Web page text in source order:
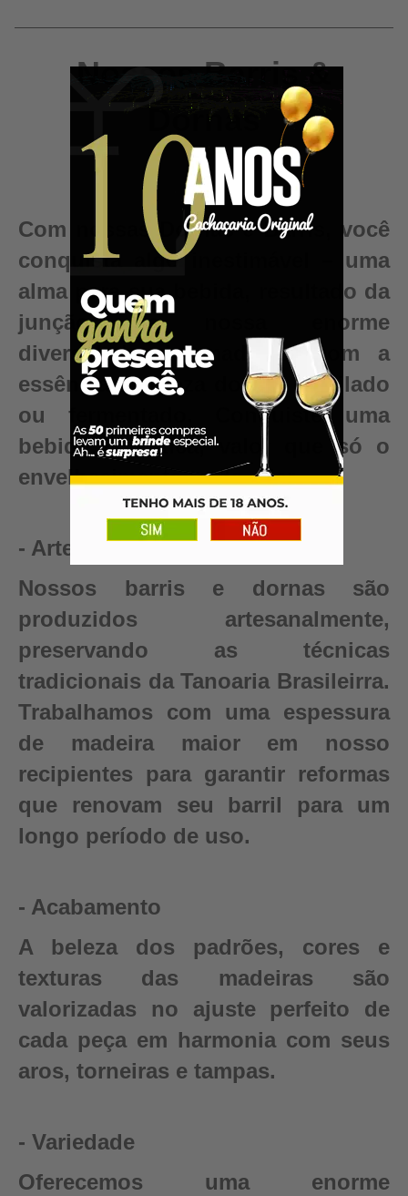
Nossos Barris &
Dornas
Com nossas Dornas e Barris, você
conquista algo inestimável – uma
alma para sua bebida, resultado da
junção da nossa enorme
diversidade de madeiras com a
essência e pureza do seu destilado
ou fermentado. Conquiste uma
bebida autêntica, valor que só o
envelhecimento pode criar.
- Artesanal
Nossos barris e dornas são
produzidos artesanalmente,
preservando as técnicas
tradicionais da Tanoaria Brasileirra.
Trabalhamos com uma espessura
de madeira maior em nosso
recipientes para garantir reformas
que renovam seu barril para um
longo período de uso.
- Acabamento
A beleza dos padrões, cores e
texturas das madeiras são
valorizadas no ajuste perfeito de
cada peça em harmonia com seus
aros, torneiras e tampas.
- Variedade
Oferecemos uma enorme